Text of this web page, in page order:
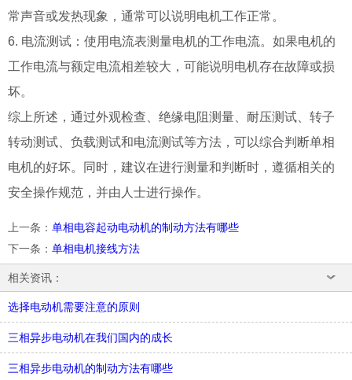
常声音或发热现象，通常可以说明电机工作正常。
6. 电流测试：使用电流表测量电机的工作电流。如果电机的
工作电流与额定电流相差较大，可能说明电机存在故障或损
坏。
综上所述，通过外观检查、绝缘电阻测量、耐压测试、转子
转动测试、负载测试和电流测试等方法，可以综合判断单相
电机的好坏。同时，建议在进行测量和判断时，遵循相关的
安全操作规范，并由人士进行操作。
上一条 ： 单相电容起动电动机的制动方法有哪些
下一条 ： 单相电机接线方法
相关资讯：
选择电动机需要注意的原则
三相异步电动机在我们国内的成长
三相异步电动机的制动方法有哪些